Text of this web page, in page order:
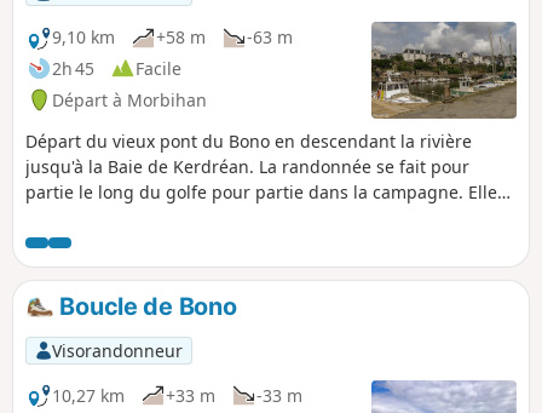
9,10 km
+58 m
-63 m
2h 45
Facile
Départ à Morbihan
Départ du vieux pont du Bono en descendant la rivière
jusqu'à la Baie de Kerdréan. La randonnée se fait pour
partie le long du golfe pour partie dans la campagne. Elle
de longer à mi parcours le Manoir de Kerdréan.
Boucle de Bono
Visorandonneur
10,27 km
+33 m
-33 m